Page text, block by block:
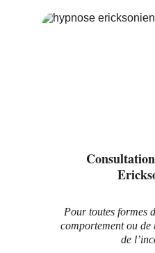
Pour toutes formes
comportement ou de
de